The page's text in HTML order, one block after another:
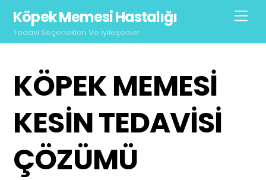
content
Köpek Memesi Hastalığı
Tedavi Seçenekleri Ve İyileşenler
KÖPEK MEMESI
KESIN TEDAVISI
ÇÖZÜMÜ